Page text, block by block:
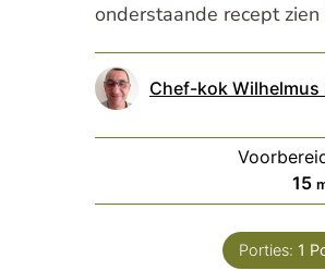
onderstaande recept
Chef-kok Wilhelmus
15
Porties: 1